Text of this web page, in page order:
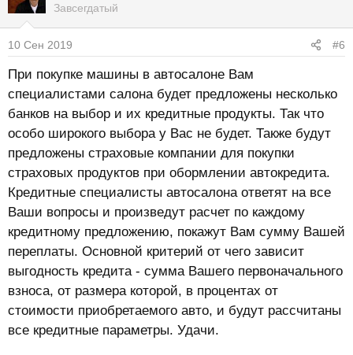
Завсегдатый
10 Сен 2019 #6
При покупке машины в автосалоне Вам
специалистами салона будет предложены несколько
банков на выбор и их кредитные продукты. Так что
особо широкого выбора у Вас не будет. Также будут
предложены страховые компании для покупки
страховых продуктов при обормлении автокредита.
Кредитные специалисты автосалона ответят на все
Ваши вопросы и произведут расчет по каждому
кредитному предложению, покажут Вам сумму Вашей
переплаты. Основной критерий от чего зависит
выгодность кредита - сумма Вашего первоначального
взноса, от размера которой, в процентах от
стоимости приобретаемого авто, и будут рассчитаны
все кредитные параметры. Удачи.